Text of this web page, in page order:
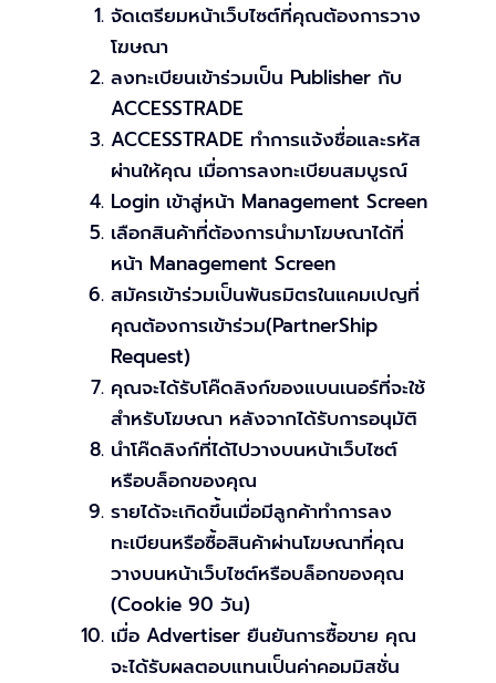
จัดเตรียมหน้าเว็บไซต์ที่คุณต้องการวาง
โฆษณา
ลงทะเบียนเข้าร่วมเป็น Publisher กับ
ACCESSTRADE
ACCESSTRADE ทำการแจ้งชื่อและรหัส
ผ่านให้คุณ เมื่อการลงทะเบียนสมบูรณ์
Login เข้าสู่หน้า Management Screen
เลือกสินค้าที่ต้องการนำมาโฆษณาได้ที่
หน้า Management Screen
สมัครเข้าร่วมเป็นพันธมิตรในแคมเปญที่
คุณต้องการเข้าร่วม(PartnerShip
Request)
คุณจะได้รับโค๊ดลิงก์ของแบนเนอร์ที่จะใช้
สำหรับโฆษณา หลังจากได้รับการอนุมัติ
นำโค๊ดลิงก์ที่ได้ไปวางบนหน้าเว็บไซต์
หรือบล็อกของคุณ
รายได้จะเกิดขึ้นเมื่อมีลูกค้าทำการลง
ทะเบียนหรือซื้อสินค้าผ่านโฆษณาที่คุณ
วางบนหน้าเว็บไซต์หรือบล็อกของคุณ
(Cookie 90 วัน)
เมื่อ Advertiser ยืนยันการซื้อขาย คุณ
จะได้รับผลตอบแทนเป็นค่าคอมมิสชั่น